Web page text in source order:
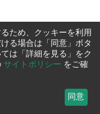
ため、クッキーを利用
る場合は「同意」ボタ
は「詳細を見る」をク
サイトポリシー をご確
同意